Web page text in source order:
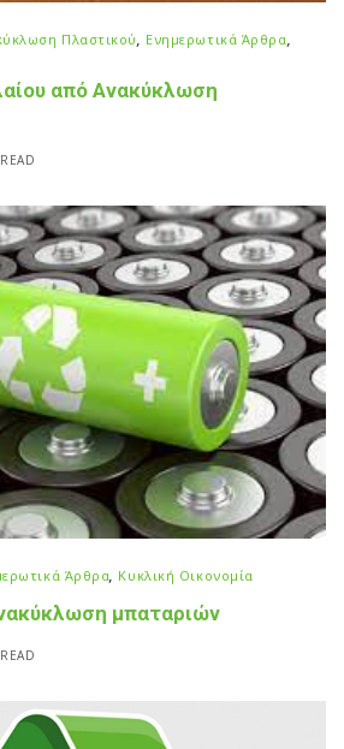
Πλαστικού, Ενημερωτικά Άρθρα,
από Ανακύκλωση
Άρθρα, Κυκλική Οικονομία
μπαταριών